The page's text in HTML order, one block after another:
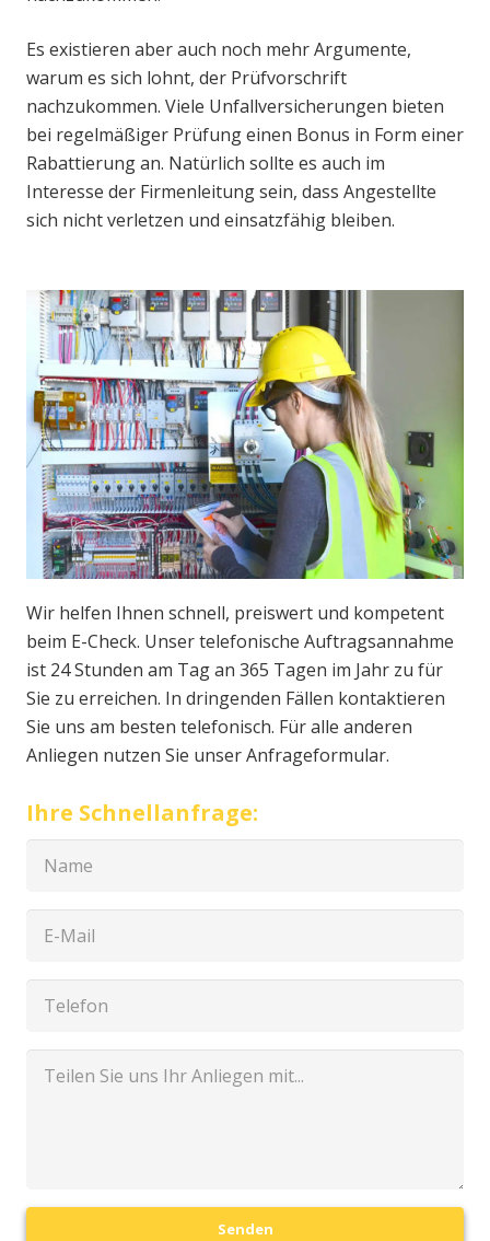
Es existieren aber auch noch mehr Argumente,
warum es sich lohnt, der Prüfvorschrift
nachzukommen. Viele Unfallversicherungen bieten
bei regelmäßiger Prüfung einen Bonus in Form einer
Rabattierung an. Natürlich sollte es auch im
Interesse der Firmenleitung sein, dass Angestellte
sich nicht verletzen und einsatzfähig bleiben.
Wir helfen Ihnen schnell, preiswert und kompetent
beim E-Check. Unser telefonische Auftragsannahme
ist 24 Stunden am Tag an 365 Tagen im Jahr zu für
Sie zu erreichen. In dringenden Fällen kontaktieren
Sie uns am besten telefonisch. Für alle anderen
Anliegen nutzen Sie unser Anfrageformular.
Ihre Schnellanfrage:
Senden